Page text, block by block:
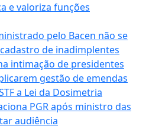
e valoriza funções
pelo Bacen não se
de inadimplentes
intimação de presidentes
gestão de emendas
a Lei da Dosimetria
PGR após ministro das
audiência